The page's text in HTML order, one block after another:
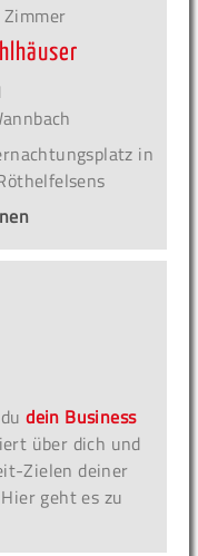
in
dein Business
über dich und
Zielen deiner
geht es zu